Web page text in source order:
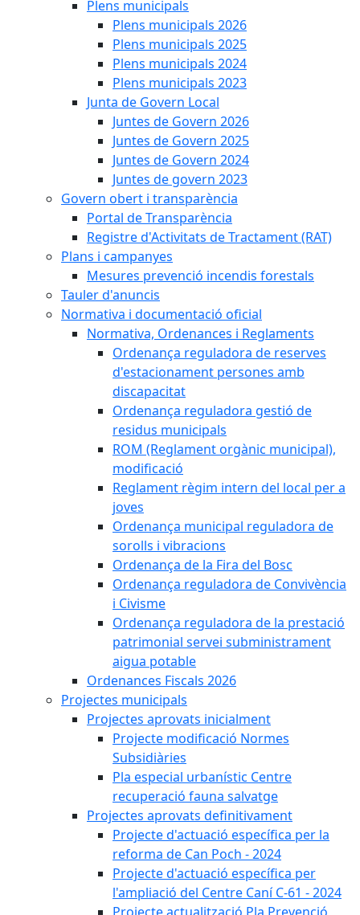
Plens municipals
Plens municipals 2026
Plens municipals 2025
Plens municipals 2024
Plens municipals 2023
Junta de Govern Local
Juntes de Govern 2026
Juntes de Govern 2025
Juntes de Govern 2024
Juntes de govern 2023
Govern obert i transparència
Portal de Transparència
Registre d'Activitats de Tractament (RAT)
Plans i campanyes
Mesures prevenció incendis forestals
Tauler d'anuncis
Normativa i documentació oficial
Normativa, Ordenances i Reglaments
Ordenança reguladora de reserves
d'estacionament persones amb
discapacitat
Ordenança reguladora gestió de
residus municipals
ROM (Reglament orgànic municipal),
modificació
Reglament règim intern del local per a
joves
Ordenança municipal reguladora de
sorolls i vibracions
Ordenança de la Fira del Bosc
Ordenança reguladora de Convivència
i Civisme
Ordenança reguladora de la prestació
patrimonial servei subministrament
aigua potable
Ordenances Fiscals 2026
Projectes municipals
Projectes aprovats inicialment
Projecte modificació Normes
Subsidiàries
Pla especial urbanístic Centre
recuperació fauna salvatge
Projectes aprovats definitivament
Projecte d'actuació específica per la
reforma de Can Poch - 2024
Projecte d'actuació específica per
l'ampliació del Centre Caní C-61 - 2024